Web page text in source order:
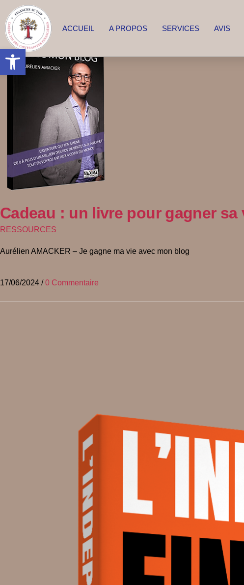
Ouvrir la barre d’outils
ACCUEIL A PROPOS SERVICES AVIS
Cadeau : un livre pour gagner
RESSOURCES
Aurélien AMACKER – Je gagne ma vie avec mon blog
17/06/2024 / 0 Commentaire